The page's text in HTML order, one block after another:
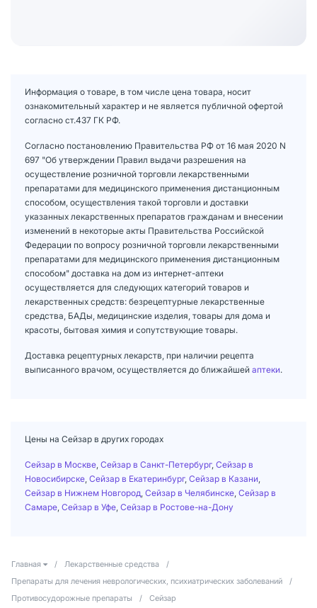
Информация о товаре, в том числе цена товара, носит
ознакомительный характер и не является публичной офертой
согласно ст.437 ГК РФ.
Согласно постановлению Правительства РФ от 16 мая 2020 N
697 "Об утверждении Правил выдачи разрешения на
осуществление розничной торговли лекарственными
препаратами для медицинского применения дистанционным
способом, осуществления такой торговли и доставки
указанных лекарственных препаратов гражданам и внесении
изменений в некоторые акты Правительства Российской
Федерации по вопросу розничной торговли лекарственными
препаратами для медицинского применения дистанционным
способом" доставка на дом из интернет-аптеки
осуществляется для следующих категорий товаров и
лекарственных средств: безрецептурные лекарственные
средства, БАДы, медицинские изделия, товары для дома и
красоты, бытовая химия и сопутствующие товары.
Доставка рецептурных лекарств, при наличии рецепта
выписанного врачом, осуществляется до ближайшей аптеки.
Цены на Сейзар в других городах
Сейзар в Москве Сейзар в Санкт-Петербург, Сейзар в
Новосибирске Сейзар в Екатеринбург, Сейзар в Казани
Сейзар в Нижнем Новгород Сейзар в Челябинске Сейзар в
Самаре Сейзар в Уфе Сейзар в Ростове-на-Дону
Главная / Лекарственные средства
/
Препараты для лечения неврологических, психиатрических заболеваний
/
Противосудорожные препараты
/ Сейзар